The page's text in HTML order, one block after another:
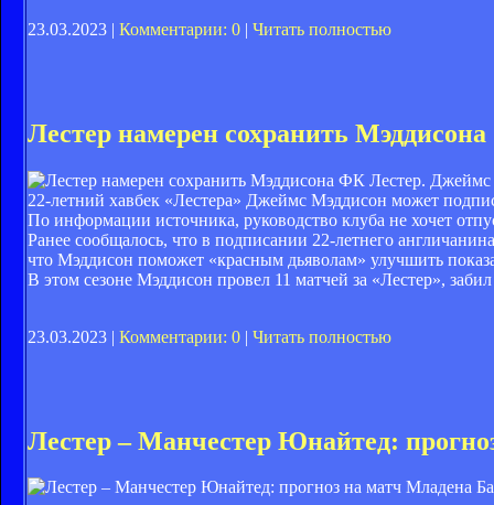
23.03.2023 | Комментарии: 0 | Читать полностью
Лестер намерен сохранить Мэддисона
ФК Лестер. Джеймс
22-летний хавбек «Лестера» Джеймс Мэддисон может
По информации источника, руководство клуба не хочет
Ранее сообщалось, что в подписании 22-летнего
что Мэддисон поможет «красным дьяволам» улучшить
В этом сезоне Мэддисон провел 11 матчей за «Лестер»,
23.03.2023 | Комментарии: 0 | Читать полностью
Лестер – Манчестер Юнайтед: